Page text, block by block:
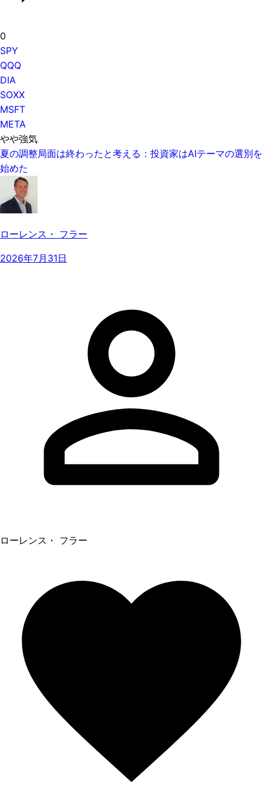
0
SPY
QQQ
DIA
SOXX
MSFT
META
やや強気
夏の調整局面は終わったと考える：投資家はAIテーマの選別を
始めた
ローレンス・ フラー
2026年7月31日
ローレンス・ フラー